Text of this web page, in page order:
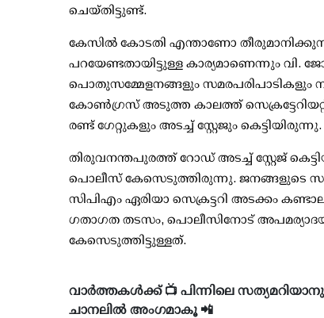
ചെയ്തിട്ടുണ്ട്.
കേസില്‍ കോടതി എന്താണോ
പറയേണ്ടതായിട്ടുള്ള കാര്യമാണെന്നും വി.
പൊതുസമ്മേളനങ്ങളും സമരപരിപാടികളും
കോണ്‍ഗ്രസ് അടുത്ത കാലത്ത് സെക്രട്ടേറിയറ്റ്
രണ്ട് ഗേറ്റുകളും അടച്ച് സ്റ്റേജും
തിരുവനന്തപുരത്ത് റോഡ് അടച്ച് സ്റ്റേജ്
പൊലീസ് കേസെടുത്തിരുന്നു. ജനങ്ങളുടെ
സിപിഎം ഏരിയാ സെക്രട്ടറി അടക്കം
ഗതാഗത തടസം, പൊലീസിനോട്
കേസെടുത്തിട്ടുള്ളത്.
വാർത്തകൾക്ക് 📺 പിന്നിലെ
ചാനലിൽ അംഗമാകൂ 📲